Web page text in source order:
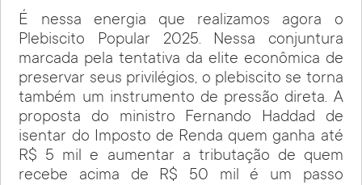
É nessa energia que realizamos agora o
Plebiscito Popular 2025. Nessa conjuntura
marcada pela tentativa da elite econômica de
preservar seus privilégios, o plebiscito se torna
também um instrumento de pressão direta. A
proposta do ministro Fernando Haddad de
isentar do Imposto de Renda quem ganha até
R$ 5 mil e aumentar a tributação de quem
recebe acima de R$ 50 mil é um passo